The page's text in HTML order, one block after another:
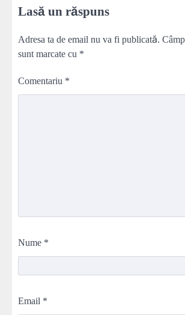
Lasă un răspuns
Adresa ta de email nu va fi publicată.
sunt marcate cu *
Comentariu *
Nume *
Email *